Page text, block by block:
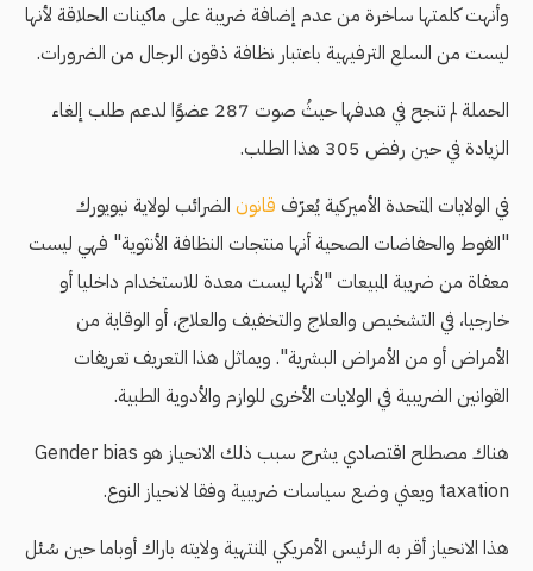
وأنهت كلمتها ساخرة من عدم إضافة ضريبة على ماكينات الحلاقة لأنها
ليست من السلع الترفيهية باعتبار نظافة ذقون الرجال من الضرورات.
الحملة لم تنجح في هدفها حيثُ صوت 287 عضوًا لدعم طلب إلغاء
الزيادة في حين رفض 305 هذا الطلب.
في الولايات المتحدة الأميركية يُعرّف قانون الضرائب لولاية نيويورك
"الفوط والحفاضات الصحية أنها منتجات النظافة الأنثوية" فهي ليست
معفاة من ضريبة المبيعات "لأنها ليست معدة للاستخدام داخليا أو
خارجيا، في التشخيص والعلاج والتخفيف والعلاج، أو الوقاية من
الأمراض أو من الأمراض البشرية". ويماثل هذا التعريف تعريفات
القوانين الضريبية في الولايات الأخرى للوازم والأدوية الطبية.
هناك مصطلح اقتصادي يشرح سبب ذلك الانحياز هو Gender bias
taxation ويعني وضع سياسات ضريبية وفقا لانحياز النوع.
هذا الانحياز أقر به الرئيس الأمريكي المنتهية ولايته باراك أوباما حين سُئل